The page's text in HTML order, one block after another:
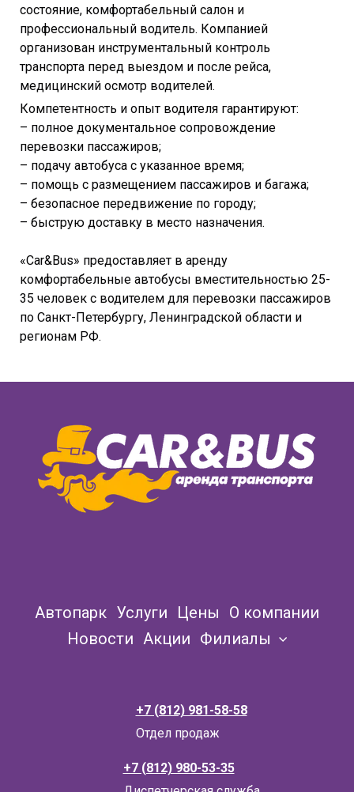
состояние, комфортабельный салон и
профессиональный водитель. Компанией
организован инструментальный контроль
транспорта перед выездом и после рейса,
медицинский осмотр водителей.
Компетентность и опыт водителя гарантируют:
– полное документальное сопровождение
перевозки пассажиров;
– подачу автобуса с указанное время;
– помощь с размещением пассажиров и багажа;
– безопасное передвижение по городу;
– быструю доставку в место назначения.
«Car&Bus» предоставляет в аренду
комфортабельные автобусы вместительностью 25-
35 человек с водителем для перевозки пассажиров
по Санкт-Петербургу, Ленинградской области и
регионам РФ.
Автопарк Услуги Цены
О компании
Новости Акции Филиалы
+7 (812) 981-58-58
Отдел продаж
+7 (812) 980-53-35